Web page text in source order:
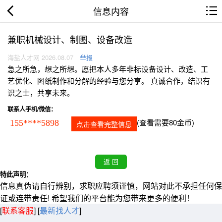
信息内容
兼职机械设计、制图、设备改造
海盐人才网 2026.08.07 举报
急之所急，想之所想。愿把本人多年非标设备设计、改造、工
艺优化、图纸制作和分解的经验与您分享。 真诚合作，结识有
识之士，共享未来。
联系人手机/微信：
155****5898 点击查看完整信息 (查看需要80金币)
特此声明：
信息真伪请自行辨别，求职应聘须谨慎，网站对此不承担任何保
证或连带责任! 希望我们的平台能为您带来更多的便利！
[联系客服] [最新找人才]